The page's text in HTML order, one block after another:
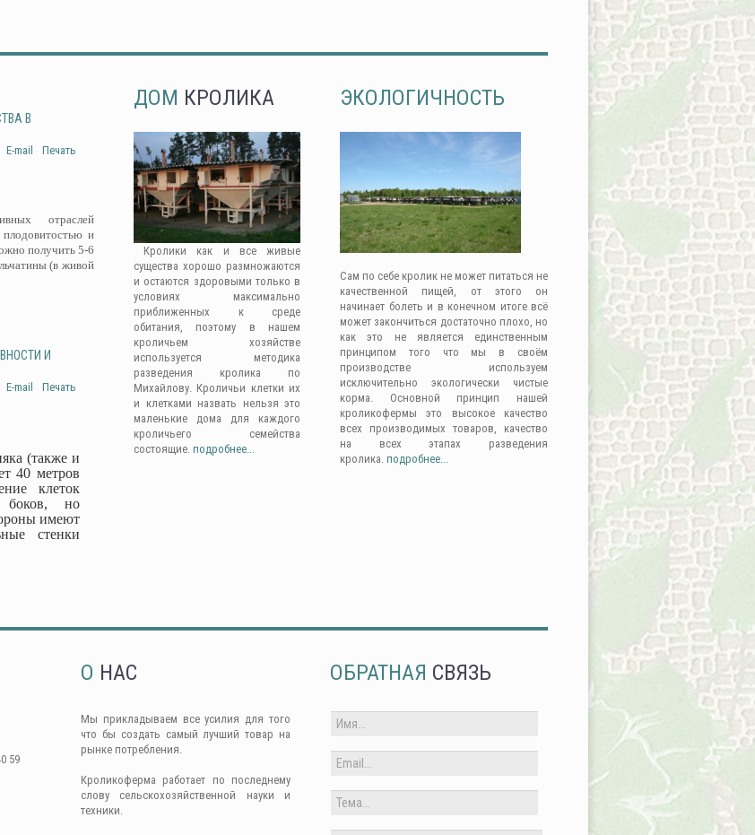
В
Печать
E-mail
отраслей
и
получить 5-6
(в живой
И
Печать
E-mail
(также и
40 метров
клеток
боков, но
имеют
стенки
ДОМ КРОЛИКА
Кролики как и все живые
существа хорошо размножаются
и остаются здоровыми только в
условиях максимально
приближенных к среде
обитания, поэтому в нашем
кроличьем хозяйстве
используется методика
разведения кролика по
Михайлову. Кроличьи клетки их
и клетками назвать нельзя это
маленькие дома для каждого
кроличьего семейства
состоящие. подробнее...
ЭКОЛОГИЧНОСТЬ
Сам по себе кролик не может питаться не
качественной пищей, от этого он
начинает болеть и в конечном итоге всё
может закончиться достаточно плохо, но
как это не является единственным
принципом того что мы в своём
производстве используем
исключительно экологически чистые
корма. Основной принцип нашей
кроликофермы это высокое качество
всех производимых товаров, качество
на всех этапах разведения
кролика. подробнее...
59
О НАС
Мы прикладываем все усилия для того
что бы создать самый лучший товар на
рынке потребления.
Кроликоферма работает по последнему
слову сельскохозяйственной науки и
техники.
ОБРАТНАЯ СВЯЗЬ